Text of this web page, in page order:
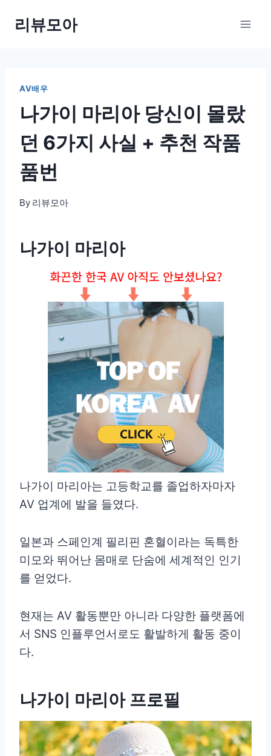
리뷰모아
AV배우
나가이 마리아 당신이 몰랐
던 6가지 사실 + 추천 작품
품번
By 리뷰모아
나가이 마리아
나가이 마리아는 고등학교를 졸업하자마자
AV 업계에 발을 들였다.
일본과 스페인계 필리핀 혼혈이라는 독특한
미모와 뛰어난 몸매로 단숨에 세계적인 인기
를 얻었다.
현재는 AV 활동뿐만 아니라 다양한 플랫폼에
서 SNS 인플루언서로도 활발하게 활동 중이
다.
나가이 마리아 프로필